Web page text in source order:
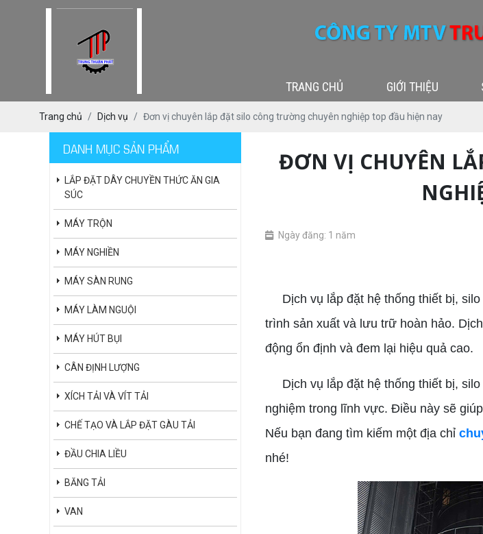
TRANG CHỦ GIỚI THIỆU
Trang chủ Dịch vụ Đơn vị chuyên lắp đặt silo công trường chuyên nghiệp top đầu hiện nay
DANH MỤC SẢN PHẨM
LẮP ĐẶT DÂY CHUYỀN THỨC ĂN GIA
SÚC
MÁY TRỘN
MÁY NGHIỀN
MÁY SÀN RUNG
MÁY LÀM NGUỘI
MÁY HÚT BỤI
CÂN ĐỊNH LƯỢNG
XÍCH TẢI VÀ VÍT TẢI
CHẾ TẠO VÀ LẮP ĐẶT GÀU TẢI
ĐẦU CHIA LIỀU
BĂNG TẢI
VAN
ĐƠN VỊ CHUYÊN
Ngày đăng: 1 năm
Dịch vụ lắp đặt hệ thống thiết bị,
trình sản xuất và lưu trữ hoàn hảo.
động ổn định và đem lại hiệu quả cao.
Dịch vụ lắp đặt hệ thống thiết bị,
nghiệm trong lĩnh vực. Điều này sẽ
Nếu bạn đang tìm kiếm một địa chỉ
nhé!